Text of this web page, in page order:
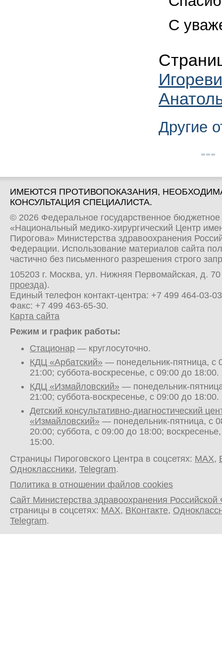
С
Другие
ИМЕЮТСЯ ПРОТИВОПОКАЗАНИЯ,
КОНСУЛЬТАЦИЯ СПЕЦИАЛИСТА.
© 2026 Федеральное государственное
«Национальный медико-хирургический Центр
Пирогова» Министерства здравоохранения
Федерации. Использование материалов сайта
частично без письменного разрешения строго
105203 г. Москва, ул. Нижняя Первомайская, д.
проезда).
Единый телефон контакт-центра: +7 499 464-03-03
Факс: +7 499 463-65-30.
Карта сайта
Режим и график работы:
Стационар — круглосуточно.
КДЦ «Арбатский» — понедельник-пятница, с
21:00; суббота-воскресенье, с 09:00 до 18:00.
КДЦ «Измайловский» — понедельник-
21:00; суббота-воскресенье, с 09:00 до 18:00.
Детский консультативно-диагностический
«Измайловский» — понедельник-пятница, с
20:00; суббота, с 09:00 до 18:00;
15:00.
Страницы Пироговского Центра в соцсетях: MAX,
Одноклассники, Telegram.
Политика в отношении файлов cookies
Сайт Министерства здравоохранения
страницы в соцсетях: MAX, ВКонтакте,
Telegram.